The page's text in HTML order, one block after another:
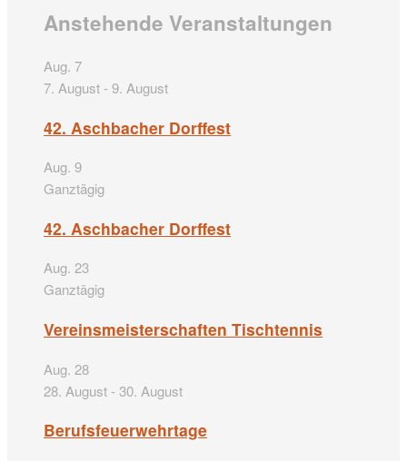
Anstehende Veranstaltungen
Aug. 7
7. August - 9. August
42. Aschbacher Dorffest
Aug. 9
Ganztägig
42. Aschbacher Dorffest
Aug. 23
Ganztägig
Vereinsmeisterschaften Tischtennis
Aug. 28
28. August - 30. August
Berufsfeuerwehrtage